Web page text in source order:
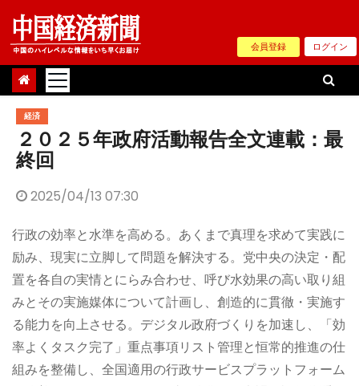
Skip
content
会員登録 ログイン
経済
２０２５年政府活動報告全文連載：最
終回
2025/04/13 07:30
行政の効率と水準を高める。あくまで真理を求めて実践に
励み、現実に立脚して問題を解決する。党中央の決定・配
置を各自の実情とにらみ合わせ、呼び水効果の高い取り組
みとその実施媒体について計画し、創造的に貫徹・実施す
る能力を向上させる。デジタル政府づくりを加速し、「効
率よくタスク完了」重点事項リスト管理と恒常的推進の仕
組みを整備し、全国適用の行政サービスプラットフォーム